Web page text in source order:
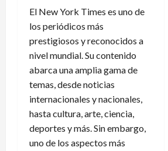
El New York Times es uno de
los periódicos más
prestigiosos y reconocidos a
nivel mundial. Su contenido
abarca una amplia gama de
temas, desde noticias
internacionales y nacionales,
hasta cultura, arte, ciencia,
deportes y más. Sin embargo,
uno de los aspectos más